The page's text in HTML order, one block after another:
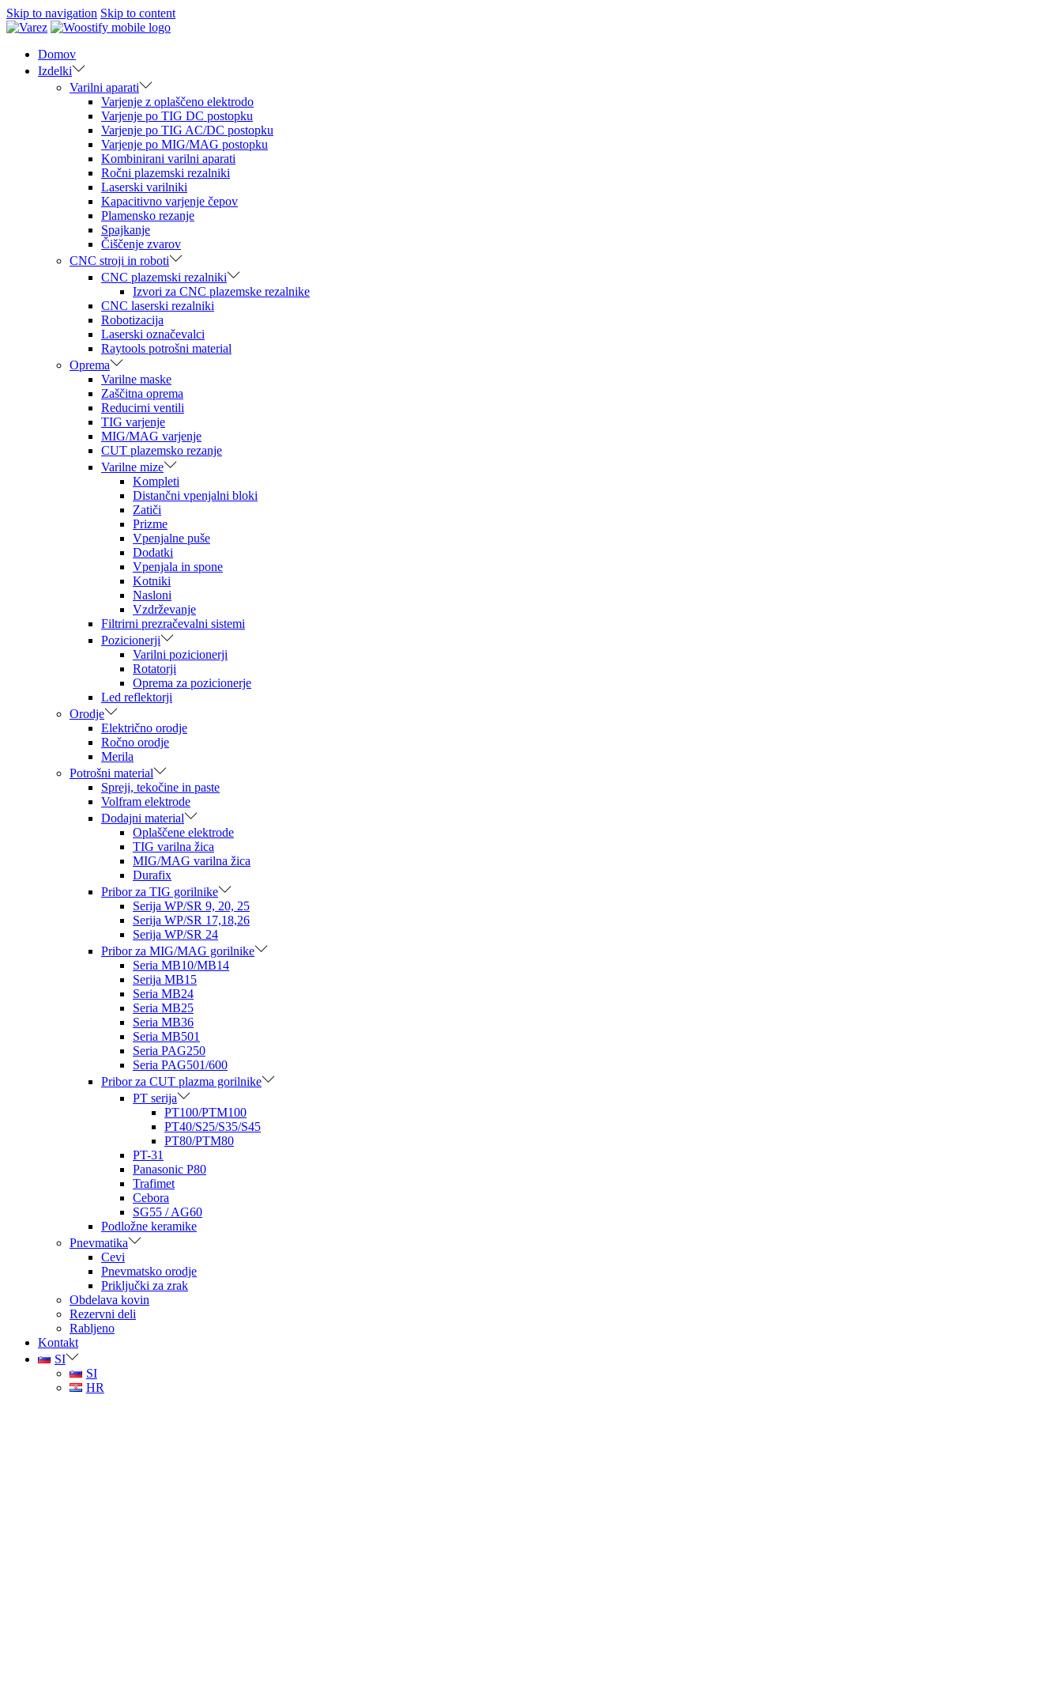
Skip to navigation Skip to content
Domov
Izdelki
Varilni aparati
Varjenje z oplaščeno elektrodo
Varjenje po TIG DC postopku
Varjenje po TIG AC/DC postopku
Varjenje po MIG/MAG postopku
Kombinirani varilni aparati
Ročni plazemski rezalniki
Laserski varilniki
Kapacitivno varjenje čepov
Plamensko rezanje
Spajkanje
Čiščenje zvarov
CNC stroji in roboti
CNC plazemski rezalniki
Izvori za CNC plazemske rezalnike
CNC laserski rezalniki
Robotizacija
Laserski označevalci
Raytools potrošni material
Oprema
Varilne maske
Zaščitna oprema
Reducirni ventili
TIG varjenje
MIG/MAG varjenje
CUT plazemsko rezanje
Varilne mize
Kompleti
Distančni vpenjalni bloki
Zatiči
Prizme
Vpenjalne puše
Dodatki
Vpenjala in spone
Kotniki
Nasloni
Vzdrževanje
Filtrirni prezračevalni sistemi
Pozicionerji
Varilni pozicionerji
Rotatorji
Oprema za pozicionerje
Led reflektorji
Orodje
Električno orodje
Ročno orodje
Merila
Potrošni material
Spreji, tekočine in paste
Volfram elektrode
Dodajni material
Oplaščene elektrode
TIG varilna žica
MIG/MAG varilna žica
Durafix
Pribor za TIG gorilnike
Serija WP/SR 9, 20, 25
Serija WP/SR 17,18,26
Serija WP/SR 24
Pribor za MIG/MAG gorilnike
Seria MB10/MB14
Serija MB15
Seria MB24
Seria MB25
Seria MB36
Seria MB501
Seria PAG250
Seria PAG501/600
Pribor za CUT plazma gorilnike
PT serija
PT100/PTM100
PT40/S25/S35/S45
PT80/PTM80
PT-31
Panasonic P80
Trafimet
Cebora
SG55 / AG60
Podložne keramike
Pnevmatika
Cevi
Pnevmatsko orodje
Priključki za zrak
Obdelava kovin
Rezervni deli
Rabljeno
Kontakt
SI
SI
HR